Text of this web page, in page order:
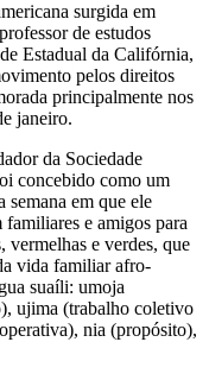
surgida em
de estudos
Estadual da Califórnia,
pelos direitos
principalmente nos
janeiro.
da Sociedade
concebido como um
em que ele
familiares e amigos para
vermelhas e verdes, que
vida familiar afro-
suaíli: umoja
ujima (trabalho coletivo
nia (propósito),